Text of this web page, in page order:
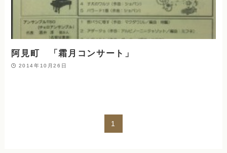
阿見町 「霜月コンサート」
2014年10月26日
1